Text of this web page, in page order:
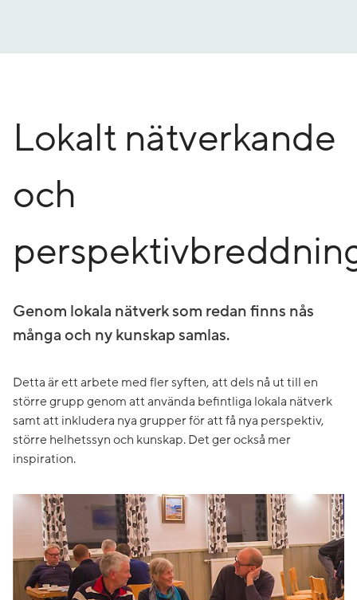
Lokalt nätverkande
och
Genom lokala nätverk som redan finns nås
många och ny kunskap samlas.
Detta är ett arbete med fler syften, att dels nå ut till en
större grupp genom att använda befintliga lokala nätverk
samt att inkludera nya grupper för att få nya perspektiv,
större helhetssyn och kunskap. Det ger också mer
inspiration.